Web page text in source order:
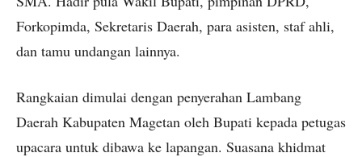
Forkopimda, Sekretaris Daerah, para asisten, staf ahli,
dan tamu undangan lainnya.
Rangkaian dimulai dengan penyerahan Lambang
Daerah Kabupaten Magetan oleh Bupati kepada petugas
upacara untuk dibawa ke lapangan. Suasana khidmat